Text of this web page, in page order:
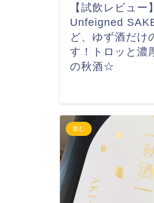
【試飲レビュ
Unfeigned
ど、ゆず酒だけ
す！トロッと濃
の秋酒☆
飲む